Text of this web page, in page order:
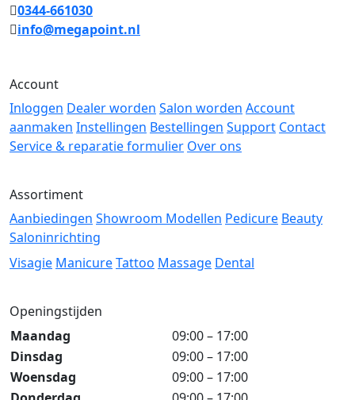
0344-661030
info@megapoint.nl
Account
Inloggen Dealer worden Salon worden Account
aanmaken Instellingen Bestellingen Support Contact
Service & reparatie formulier Over ons
Assortiment
Aanbiedingen Showroom Modellen Pedicure Beauty
Saloninrichting
Visagie ManicureTattoo Massage Dental
Openingstijden
Maandag
09:00 – 17:00
Dinsdag
09:00 – 17:00
Woensdag
09:00 – 17:00